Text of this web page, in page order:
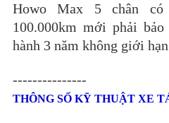
Howo Max 5 chân
100.000km mới phải
hành 3 năm không giới
---------------
THÔNG SỐ KỸ THUẬT XE